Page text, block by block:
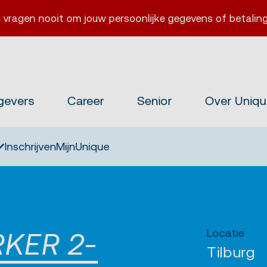
vragen nooit om jouw persoonlijke gegevens of
Career Senior Over
InschrijvenMijnUnique
2-
Locatie
Tilburg